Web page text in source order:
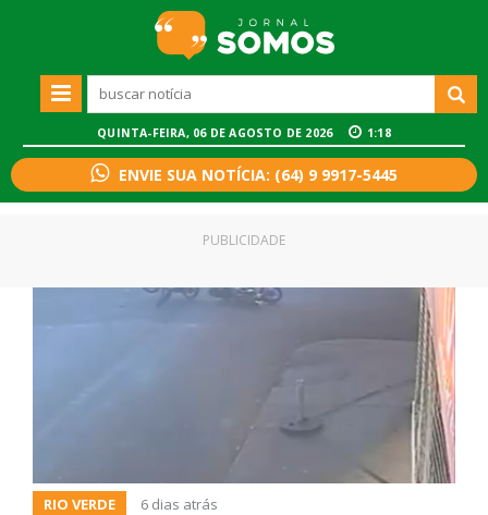
QUINTA-FEIRA, 06 DE AGOSTO DE 2026 1:18
ENVIE SUA NOTÍCIA: (64) 9 9917-5445
RIO VERDE 6 dias atrás
PUBLICIDADE